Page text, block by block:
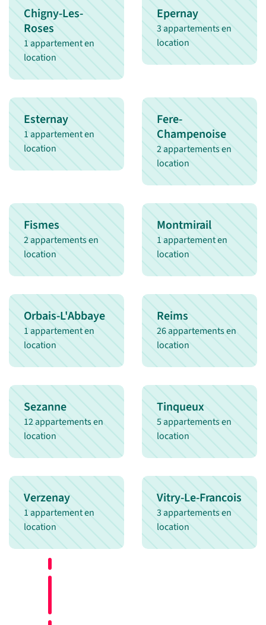
Chigny-Les-
Roses
1 appartement en
location
Epernay
3 appartements en
location
Esternay
1 appartement en
location
Fere-
Champenoise
2 appartements en
location
Fismes
2 appartements en
location
Montmirail
1 appartement en
location
Orbais-L'Abbaye
1 appartement en
location
Reims
26 appartements en
location
Sezanne
12 appartements en
location
Tinqueux
5 appartements en
location
Verzenay
1 appartement en
location
Vitry-Le-Francois
3 appartements en
location